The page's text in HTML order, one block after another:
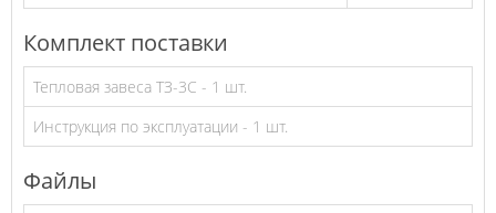
Комплект поставки
Тепловая завеса ТЗ-3С - 1 шт.
Инструкция по эксплуатации - 1 шт.
Файлы